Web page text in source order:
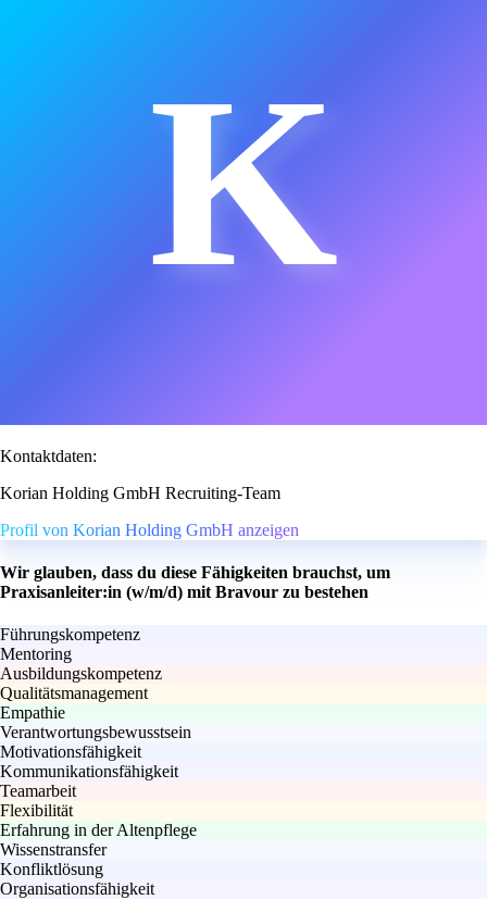
K
Kontaktdaten:
Korian Holding GmbH Recruiting-Team
Profil von Korian Holding GmbH anzeigen
Wir glauben, dass du diese Fähigkeiten brauchst, um
Praxisanleiter:in (w/m/d) mit Bravour zu bestehen
Führungskompetenz
Mentoring
Ausbildungskompetenz
Qualitätsmanagement
Empathie
Verantwortungsbewusstsein
Motivationsfähigkeit
Kommunikationsfähigkeit
Teamarbeit
Flexibilität
Erfahrung in der Altenpflege
Wissenstransfer
Konfliktlösung
Organisationsfähigkeit